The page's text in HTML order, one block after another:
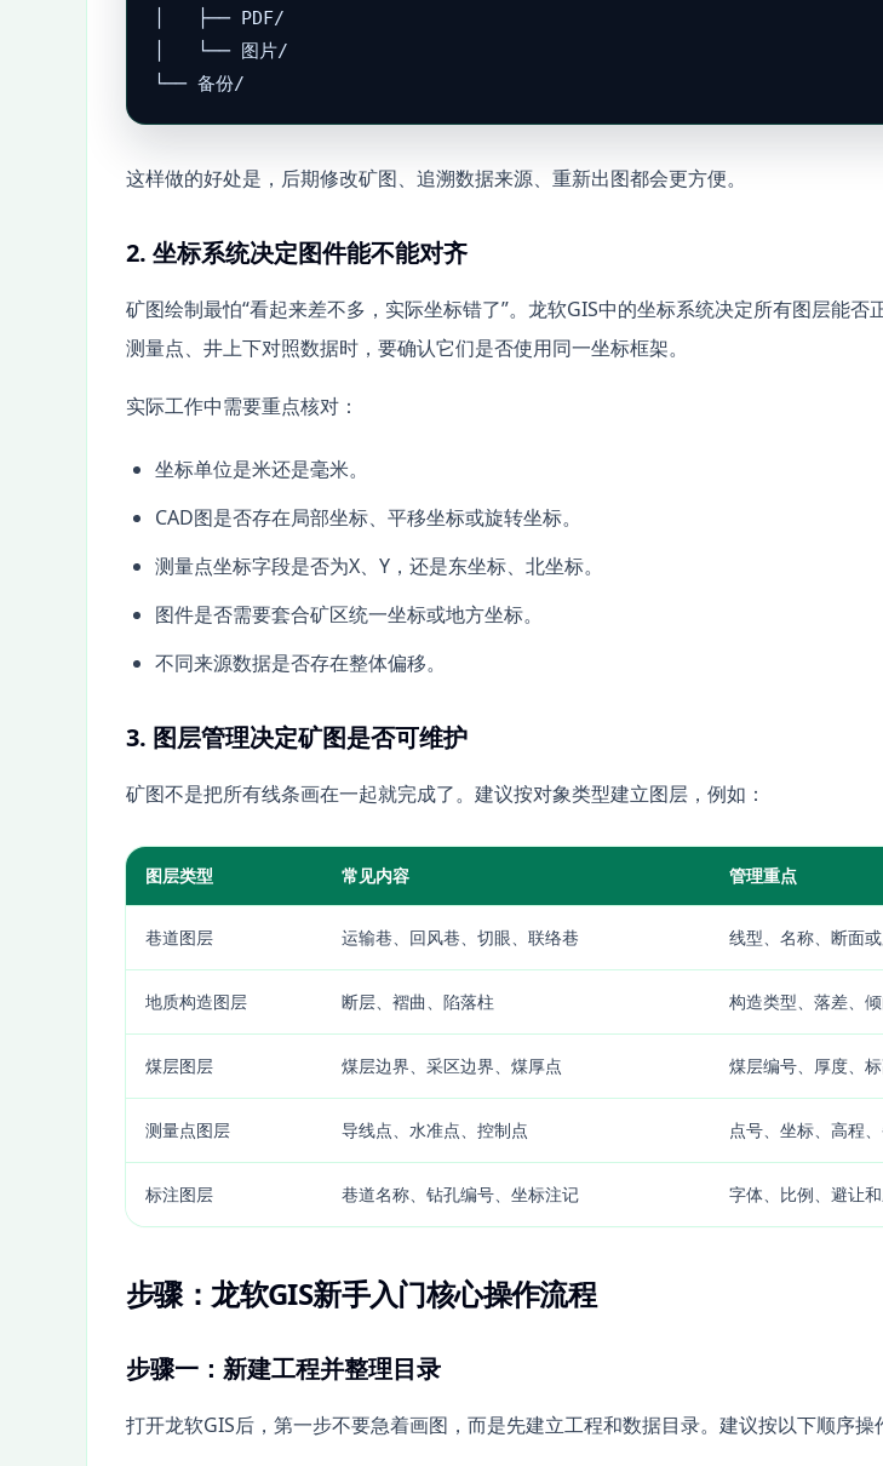
│   ├── PDF/
│   └── 图片/
这样做的好处是，后期修改矿图、追溯数据来源、重新出图都会更方便。
2. 坐标系统决定图件能不能对齐
矿图绘制最怕“看起来差不多，实际坐标错了”。龙软GIS中的坐标系统决定所有图层能否
测量点、井上下对照数据时，要确认它们是否使用同一坐标框架。
实际工作中需要重点核对：
坐标单位是米还是毫米。
CAD图是否存在局部坐标、平移坐标或旋转坐标。
测量点坐标字段是否为X、Y，还是东坐标、北坐标。
图件是否需要套合矿区统一坐标或地方坐标。
不同来源数据是否存在整体偏移。
3. 图层管理决定矿图是否可维护
矿图不是把所有线条画在一起就完成了。建议按对象类型建立图层，例如：
图层类型 常见内容 管理重点
巷道图层 运输巷、回风巷、切眼、联络巷 线型、名称、断面
地质构造图层 断层、褶曲、陷落柱 构造类型、落差、
煤层图层 煤层边界、采区边界、煤厚点 煤层编号、厚度、
测量点图层 导线点、水准点、控制点 点号、坐标、高程
标注图层 巷道名称、钻孔编号、坐标注记 字体、比例、避让
步骤：龙软GIS新手入门核心操作流程
步骤一：新建工程并整理目录
打开龙软GIS后，第一步不要急着画图，而是先建立工程和数据目录。建议按以下顺序操